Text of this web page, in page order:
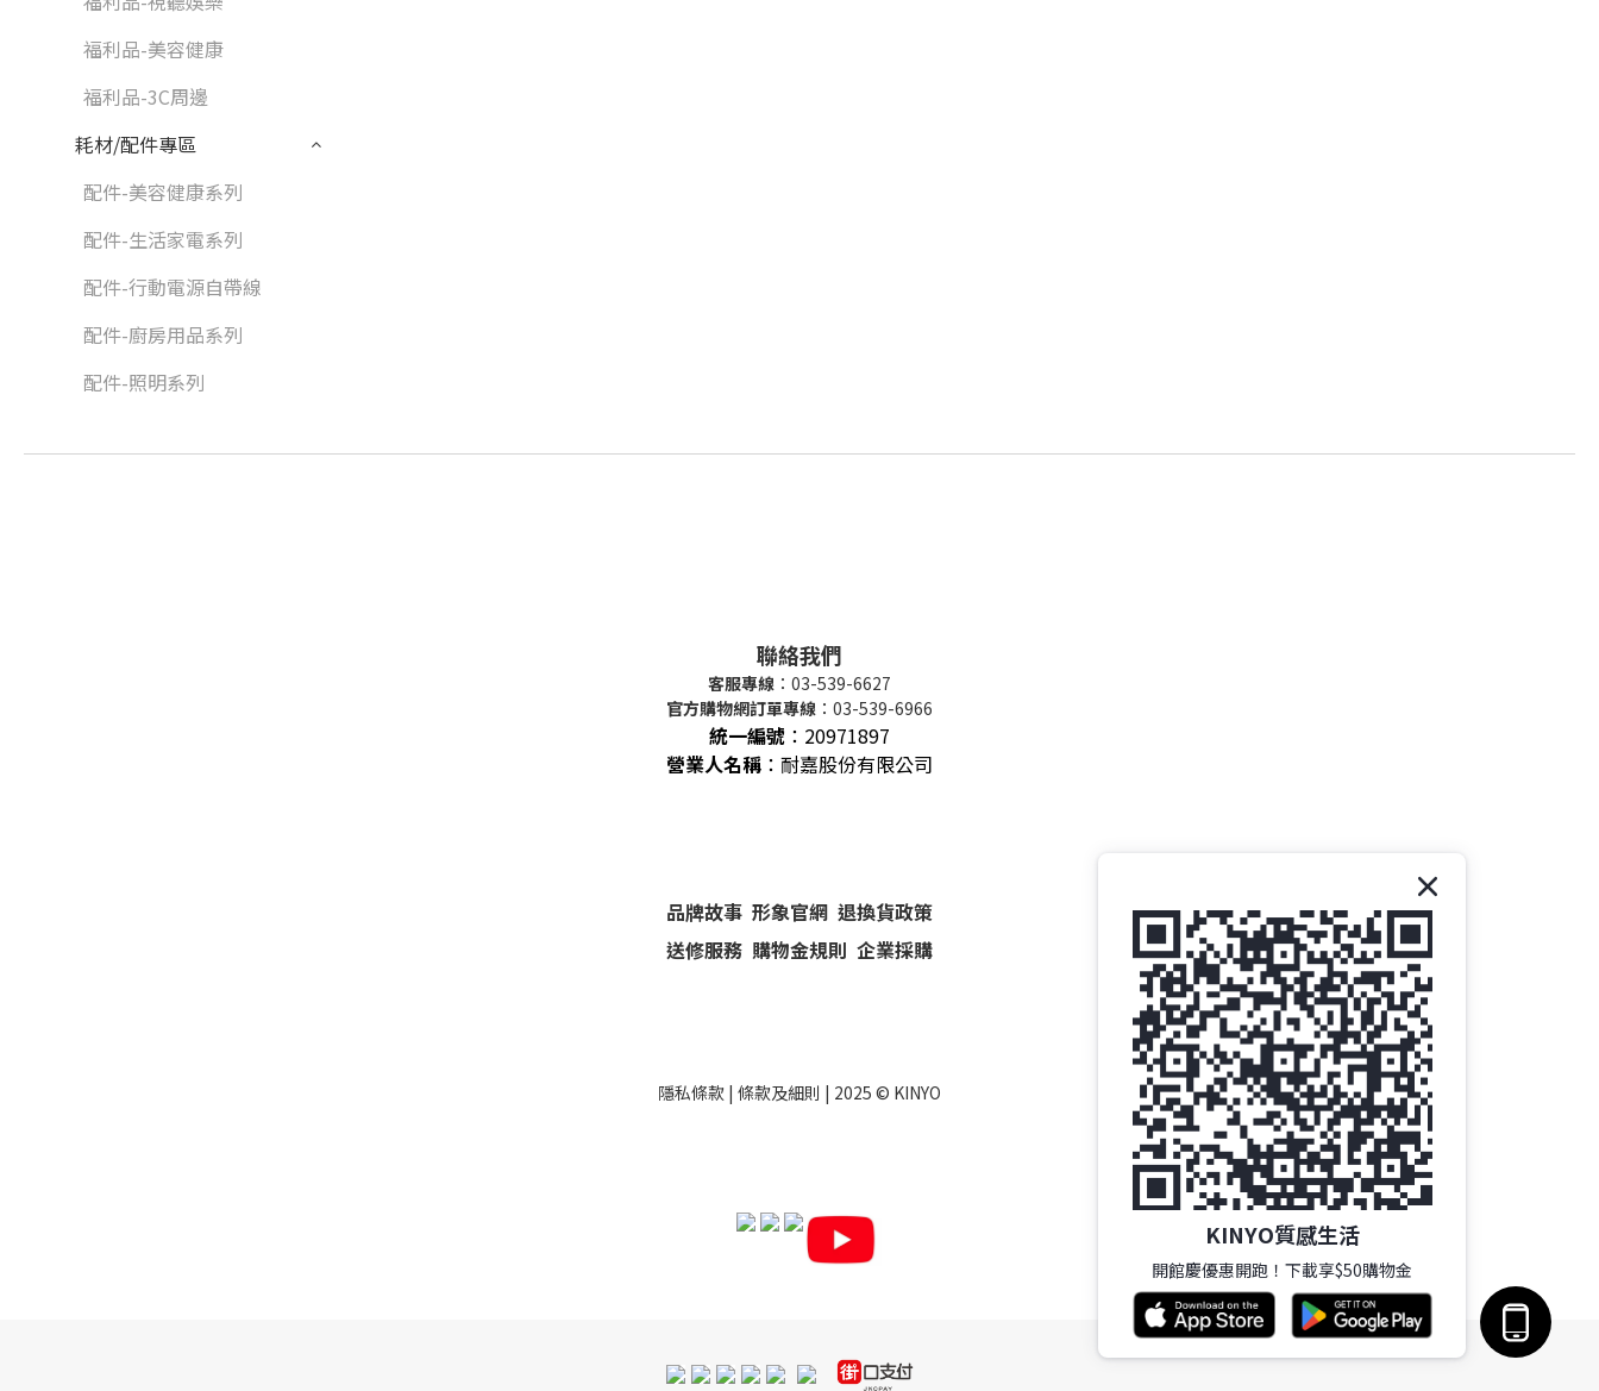
福利品-美容健康
福利品-3C周邊
耗材/配件專區
配件-美容健康系列
配件-生活家電系列
配件-行動電源自帶線
配件-廚房用品系列
配件-照明系列
聯絡我們
客服專線 ：03-539-6627
官方購物網訂單專線 ：03-539-6966
統一編號 ： 20971897
營業人名稱 ：耐嘉股份有限公司
品牌故事 形象官網 退換貨政策
送修服務 購物金規則 企業採購
隱私條款 | 條款及細則 | 2025 © KINYO
KINYO質感生活
開館慶優惠開跑！下載享$50購物金